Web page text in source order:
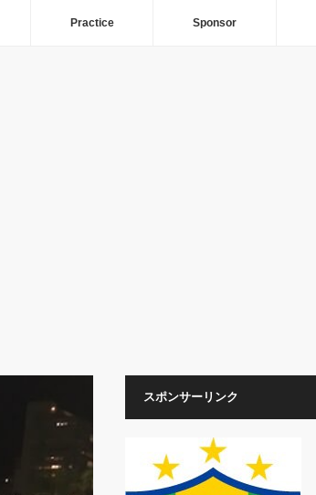
Practice Sponsor
スポンサーリンク